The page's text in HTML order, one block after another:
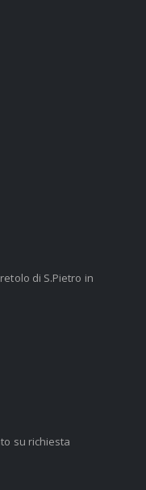
di S.Pietro in
su richiesta